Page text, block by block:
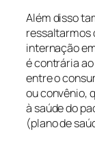
Além disso
ressaltarmos
internação
é contrária
entre o
ou convênio,
à saúde do
(plano de